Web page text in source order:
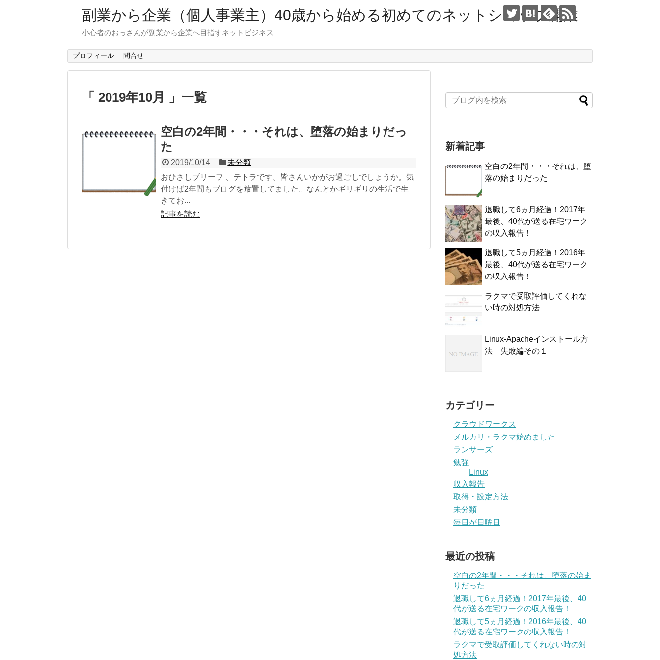
副業から企業（個人事業主）40歳から始める初めてのネットショップ開業
小心者のおっさんが副業から企業へ目指すネットビジネス
プロフィール 問合せ
「 2019年10月 」一覧
空白の2年間・・・それは、堕落の始まりだっ
た
2019/10/14
未分類
おひさしブリーフ 、テトラです。皆さんいかがお過ごしでしょうか。気
付けば2年間もブログを放置してました。なんとかギリギリの生活で生
きてお...
記事を読む
新着記事
空白の2年間・・・それは、堕
落の始まりだった
退職して6ヵ月経過！2017年
最後、40代が送る在宅ワーク
の収入報告！
退職して5ヵ月経過！2016年
最後、40代が送る在宅ワーク
の収入報告！
ラクマで受取評価してくれな
い時の対処方法
Linux-Apacheインストール方
法 失敗編その１
カテゴリー
クラウドワークス
メルカリ・ラクマ始めました
ランサーズ
勉強
Linux
収入報告
取得・設定方法
未分類
毎日が日曜日
最近の投稿
空白の2年間・・・それは、堕落の始ま
りだった
退職して6ヵ月経過！2017年最後、40
代が送る在宅ワークの収入報告！
退職して5ヵ月経過！2016年最後、40
代が送る在宅ワークの収入報告！
ラクマで受取評価してくれない時の対
処方法